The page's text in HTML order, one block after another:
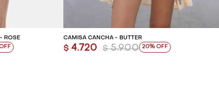
ROSE
AGREGAR AL CARRITO
CAMISA CANCHA - BUTTER
$ 4.720 $ 5.900 20